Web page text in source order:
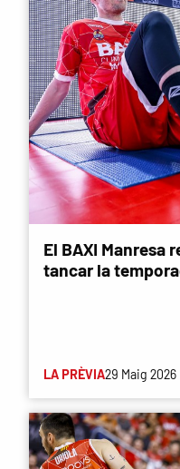
El BAXI Manresa
tancar la
LA PRÈVIA29 Maig 2026